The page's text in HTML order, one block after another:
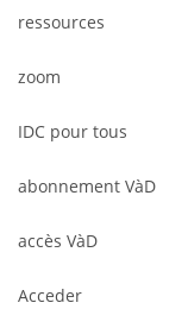
ressources
zoom
IDC pour tous
abonnement VàD
accès VàD
Acceder